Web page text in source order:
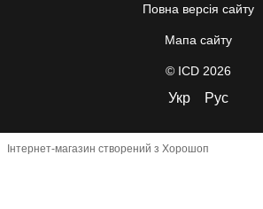
Повна версія сайту
Мапа сайту
© ICD 2026
Укр Рус
Інтернет-магазин створений з Хорошоп